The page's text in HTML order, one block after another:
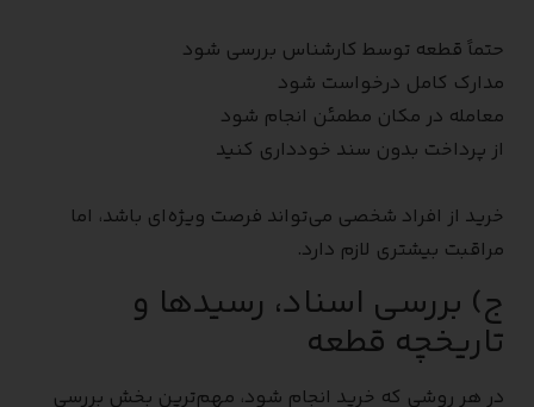
حتماً قطعه توسط کارشناس بررسی شود
مدارک کامل درخواست شود
معامله در مکان مطمئن انجام شود
از پرداخت بدون سند خودداری کنید
خرید از افراد شخصی می‌تواند فرصت ویژه‌ای باشد، اما
مراقبت بیشتری لازم دارد.
ج) بررسی اسناد، رسیدها و
تاریخچه قطعه
در هر روشی که خرید انجام شود، مهم‌ترین بخش بررسی